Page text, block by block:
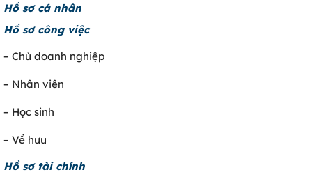
Hồ sơ cá nhân
Hồ sơ công việc
– Chủ doanh nghiệp
– Nhân viên
– Học sinh
– Về hưu
Hồ sơ tài chính